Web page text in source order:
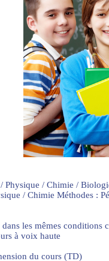
Physique / Chimie /
/ Chimie Méthodes :
les mêmes conditions
à voix haute
du cours (TD)